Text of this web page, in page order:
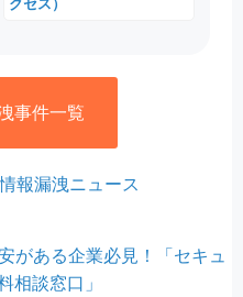
クセス）
事件一覧
報漏洩ニュース
がある企業必見！「セキュ
相談窓口」